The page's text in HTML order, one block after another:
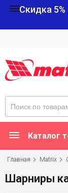
Скидка
Каталог
Главная Matrix
Шарниры